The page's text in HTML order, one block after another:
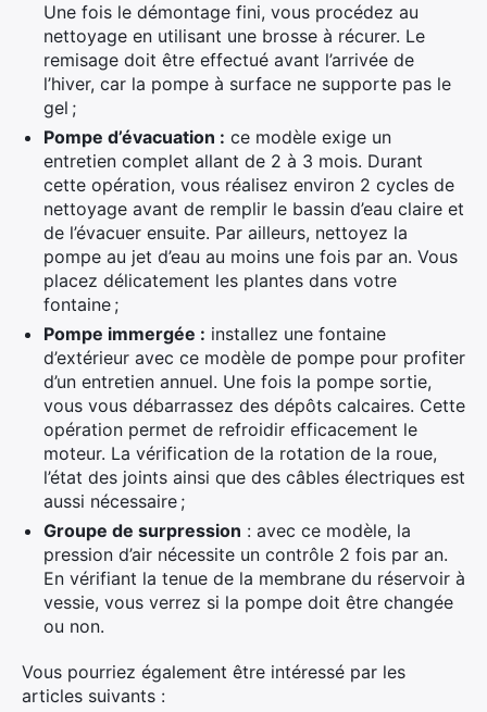
Une fois le démontage fini, vous procédez au
nettoyage en utilisant une brosse à récurer. Le
remisage doit être effectué avant l’arrivée de
l’hiver, car la pompe à surface ne supporte pas le
gel ;
Pompe d’évacuation : ce modèle exige un
entretien complet allant de 2 à 3 mois. Durant
cette opération, vous réalisez environ 2 cycles de
nettoyage avant de remplir le bassin d’eau claire et
de l’évacuer ensuite. Par ailleurs, nettoyez la
pompe au jet d’eau au moins une fois par an. Vous
placez délicatement les plantes dans votre
fontaine ;
Pompe immergée : installez une fontaine
d’extérieur avec ce modèle de pompe pour profiter
d’un entretien annuel. Une fois la pompe sortie,
vous vous débarrassez des dépôts calcaires. Cette
opération permet de refroidir efficacement le
moteur. La vérification de la rotation de la roue,
l’état des joints ainsi que des câbles électriques est
aussi nécessaire ;
Groupe de surpression : avec ce modèle, la
pression d’air nécessite un contrôle 2 fois par an.
En vérifiant la tenue de la membrane du réservoir à
vessie, vous verrez si la pompe doit être changée
ou non.
Vous pourriez également être intéressé par les
articles suivants :